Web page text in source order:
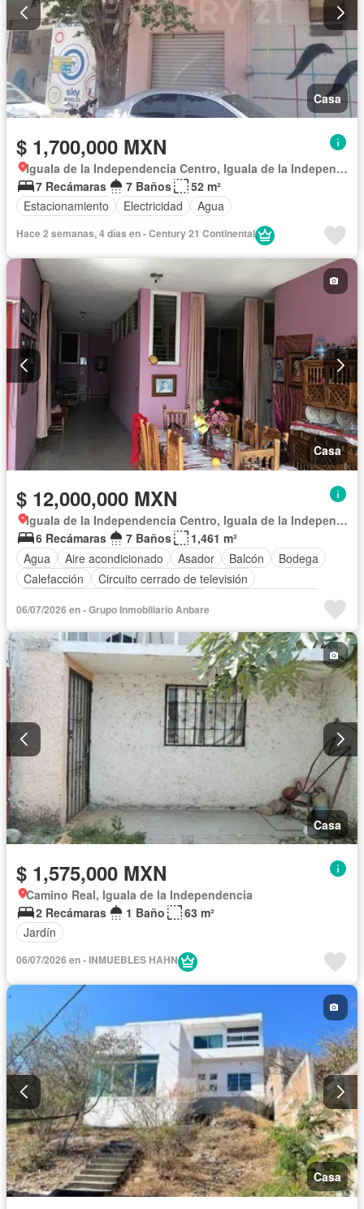
Casa
$ 1,700,000 MXN
Iguala de la Independencia Centro, Iguala de la Independencia
7 Recámaras
7 Baños
52 m²
Estacionamiento
Electricidad Agua
Hace 2 semanas, 4 días en - Century 21 Continental
Casa
$ 12,000,000 MXN
Iguala de la Independencia Centro, Iguala de la Independencia
6 Recámaras
7 Baños
1,461 m²
Agua
Aire acondicionado Asador Balcón
Bodega
Calefacción
Circuito cerrado de televisión
Cuarto de servicio
Electricidad
Estacionamiento
Gas natural
Internet Despacho
Recámara con closet
Sala polivalente
Seguridad Televisión por cable
Wifi
Sin amueblar
06/07/2026 en - Grupo Inmobiliario Anbare
Casa
$ 1,575,000 MXN
Camino Real, Iguala de la Independencia
2 Recámaras
1 Baño
63 m²
Jardín
06/07/2026 en - INMUEBLES HAHN
Casa